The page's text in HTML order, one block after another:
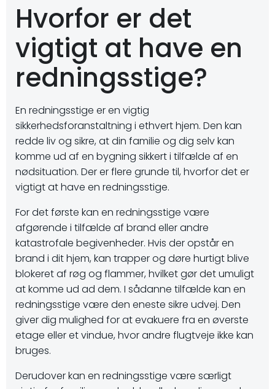
Hvorfor er det
vigtigt at have en
redningsstige?
En redningsstige er en vigtig
sikkerhedsforanstaltning i ethvert hjem. Den kan
redde liv og sikre, at din familie og dig selv kan
komme ud af en bygning sikkert i tilfælde af en
nødsituation. Der er flere grunde til, hvorfor det er
vigtigt at have en redningsstige.
For det første kan en redningsstige være
afgørende i tilfælde af brand eller andre
katastrofale begivenheder. Hvis der opstår en
brand i dit hjem, kan trapper og døre hurtigt blive
blokeret af røg og flammer, hvilket gør det umuligt
at komme ud ad dem. I sådanne tilfælde kan en
redningsstige være den eneste sikre udvej. Den
giver dig mulighed for at evakuere fra en øverste
etage eller et vindue, hvor andre flugtveje ikke kan
bruges.
Derudover kan en redningsstige være særligt